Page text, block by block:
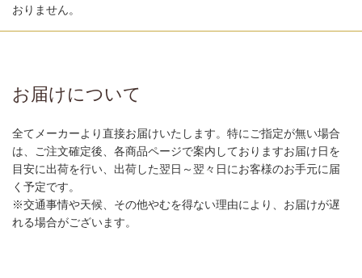
おりません。
お届けについて
全てメーカーより直接お届けいたします。特にご指定が無い場合
は、ご注文確定後、各商品ページで案内しておりますお届け日を
目安に出荷を行い、出荷した翌日～翌々日にお客様のお手元に届
く予定です。
※交通事情や天候、その他やむを得ない理由により、お届けが遅
れる場合がございます。